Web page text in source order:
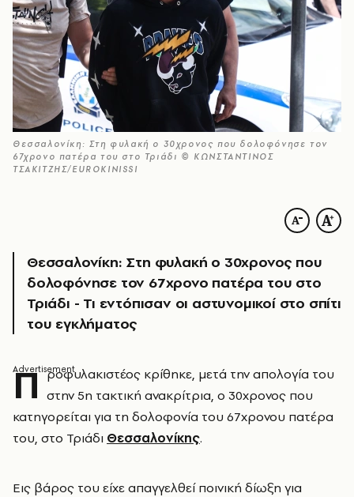
Θεσσαλονίκη: Στη φυλακή ο 30χρονος που δολοφόνησε τον
67χρονο πατέρα του στο Τριάδι © ΚΩΝΣΤΑΝΤΙΝΟΣ
ΤΣΑΚΙΤΖΗΣ/EUROKINISSI
Θεσσαλονίκη: Στη φυλακή ο 30χρονος που
δολοφόνησε τον 67χρονο πατέρα του στο
Τριάδι - Τι εντόπισαν οι αστυνομικοί στο σπίτι
του εγκλήματος
Π ροφυλακιστέος κρίθηκε, μετά την απολογία του
στην 5η τακτική ανακρίτρια, ο 30χρονος που
κατηγορείται για τη δολοφονία του 67χρονου πατέρα
του, στο Τριάδι Θεσσαλονίκης.
Εις βάρος του είχε απαγγελθεί ποινική δίωξη για